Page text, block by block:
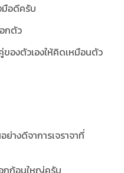
มือดีครับ
กตัว
องตัวเองให้คิดเหมือนตัว
ย่างดีจาการเจราจาที่
อกก้อนใหญ่ครับ